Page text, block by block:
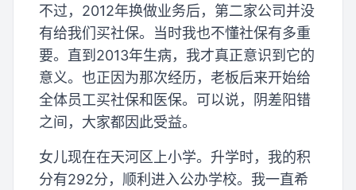
不过，2012年换做业务后，第二家公司并没
有给我们买社保。当时我也不懂社保有多重
要。直到2013年生病，我才真正意识到它的
意义。也正因为那次经历，老板后来开始给
全体员工买社保和医保。可以说，阴差阳错
之间，大家都因此受益。
女儿现在在天河区上小学。升学时，我的积
分有292分，顺利进入公办学校。我一直希